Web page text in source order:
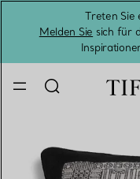
Treten Sie
Melden Sie sich für